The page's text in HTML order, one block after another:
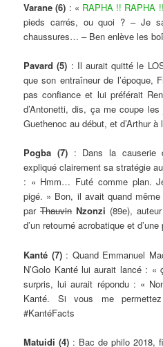
Varane (6) : « RAPHA !! RAPHA !!
pieds carrés, ou quoi ? – Je
chaussures… – Ben enlève les
Pavard (5) : Il aurait quitté le
que son entraîneur de l’époque,
pas confiance et lui préférait
d’Antonetti, dis, ça me coupe
Guethenoc au début, et d’Arthur à
Pogba (7): Dans la causerie
expliqué clairement sa stratégie
: « Hmm… Futé comme plan.
pigé. » Bon, il avait quand
par Thauvin Nzonzi (89e),
d’un retourné acrobatique et
Kanté (7): Quand Emmanuel
N’Golo Kanté lui aurait lancé :
surpris, lui aurait répondu : «
Kanté. Si vous me
#KantéFacts
Matuidi (4) : Bac de philo 2018,